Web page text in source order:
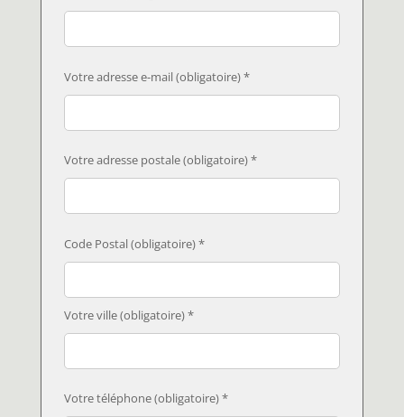
Votre adresse e-mail (obligatoire) *
Votre adresse postale (obligatoire) *
Code Postal (obligatoire) *
Votre ville (obligatoire) *
Votre téléphone (obligatoire) *